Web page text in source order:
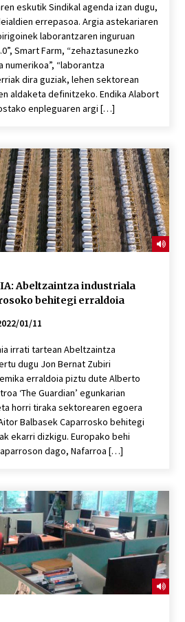
eskutik Sindikal agenda izan dugu,
errepasoa. Argia astekariaren
laborantzaren inguruan
Smart Farm, “zehaztasunezko
numerikoa”, “laborantza
dira guziak, lehen sektorean
aldaketa definitzeko. Endika Alabort
enpleguaren argi […]
Abeltzaintza industriala
behitegi erraldoia
01/11
irrati tartean Abeltzaintza
dugu Jon Bernat Zubiri
erraldoia piztu dute Alberto
‘The Guardian’ egunkarian
horri tiraka sektorearen egoera
Balbasek Caparrosko behitegi
ekarri dizkigu. Europako behi
dago, Nafarroa […]